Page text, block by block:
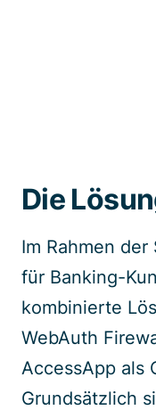
Die
Im Rahmen
für Banking-
kombinierte
WebAuth
AccessApp als
Grundsätzlich